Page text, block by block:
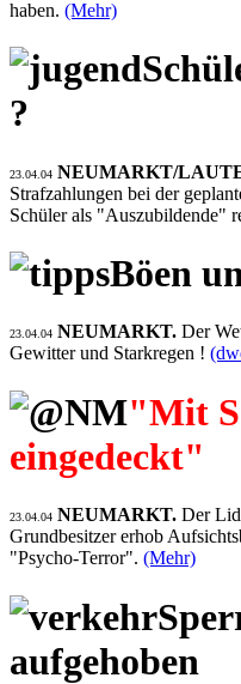
haben. (Mehr)
?
23.04.04 NEUMARKT/
Strafzahlungen bei der
Schüler als "Auszubildende"
Böen
23.04.04 NEUMARKT. Der
Gewitter und Starkregen !
"Mit
eingedeckt"
23.04.04 NEUMARKT. Der
Grundbesitzer erhob
"Psycho-Terror". (Mehr)
aufgehoben